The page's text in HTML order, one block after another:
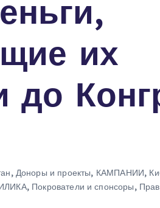
их
до
, Доноры и проекты, КАМПАНИИ,
, Покрователи и спонсоры,